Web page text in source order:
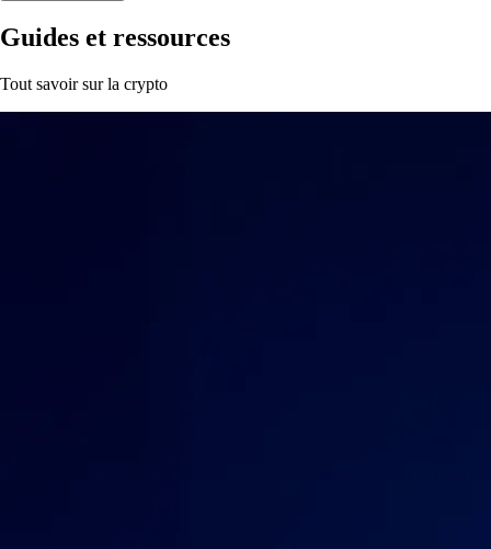
Guides et ressources
Tout savoir sur la crypto